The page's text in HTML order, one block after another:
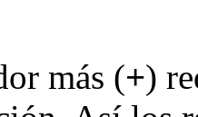
más (+)